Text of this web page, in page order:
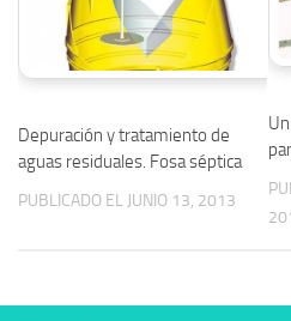
Depuración y tratamiento de
aguas residuales. Fosa séptica
PUBLICADO EL JUNIO 13, 2013